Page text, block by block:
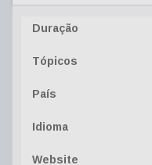
Duração
Tópicos
País
Idioma
Website